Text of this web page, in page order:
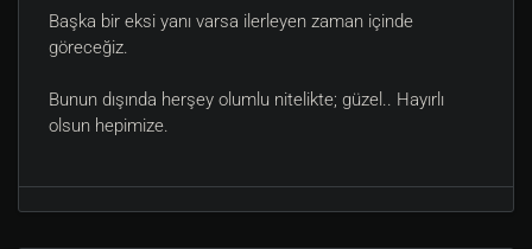
Başka bir eksi yanı varsa ilerleyen zaman içinde
göreceğiz.
Bunun dışında herşey olumlu nitelikte; güzel.. Hayırlı
olsun hepimize.